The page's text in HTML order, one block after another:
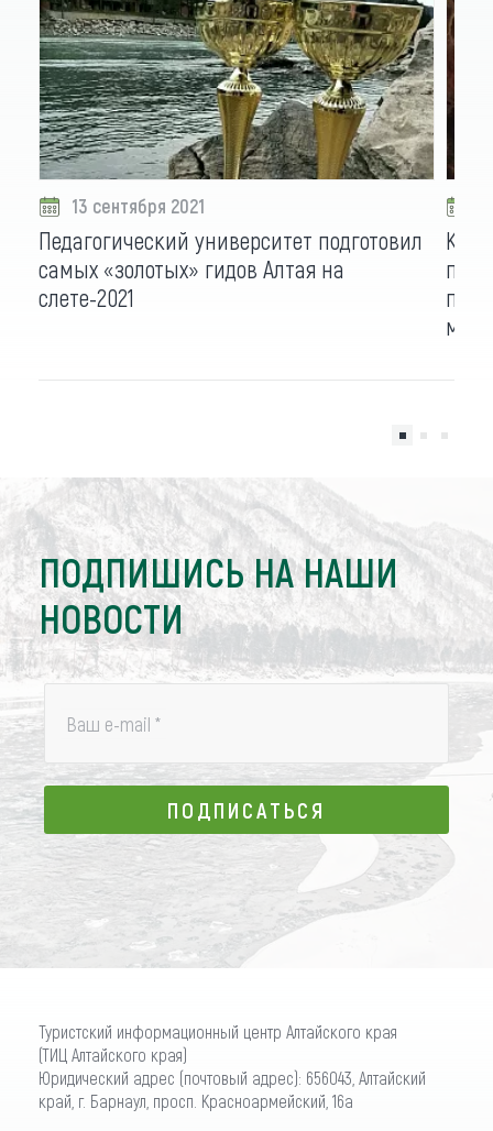
13 сентября 2021
Педагогический университет подготовил
самых «золотых» гидов Алтая на
слете-2021
ПОДПИШИСЬ НА НАШИ
НОВОСТИ
Ваш e-mail *
ПОДПИСАТЬСЯ
ПОДПИСАТЬСЯ
Туристский информационный центр Алтайского края
(ТИЦ Алтайского края)
Юридический адрес (почтовый адрес): 656043, Алтайский
край, г. Барнаул, просп. Красноармейский, 16а